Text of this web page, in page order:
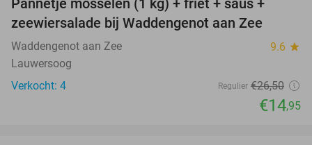
TODAY
Pannetje mosselen (1 kg) + friet + saus +
zeewiersalade bij Waddengenot aan Zee
Waddengenot aan Zee 9.6 star
Lauwersoog
Verkocht: 4
Regulier €26,50
€14,95